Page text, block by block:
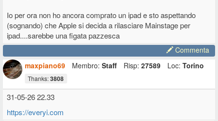
Io per ora non ho ancora comprato un ipad e sto aspettando
(sognando) che Apple si decida a rilasciare Mainstage per
ipad....sarebbe una figata pazzesca
Commenta
maxpiano69
Membro: Staff Risp: 27589 Loc: Torino
Thanks:3808
31-05-26 22.33
https://everyi.com